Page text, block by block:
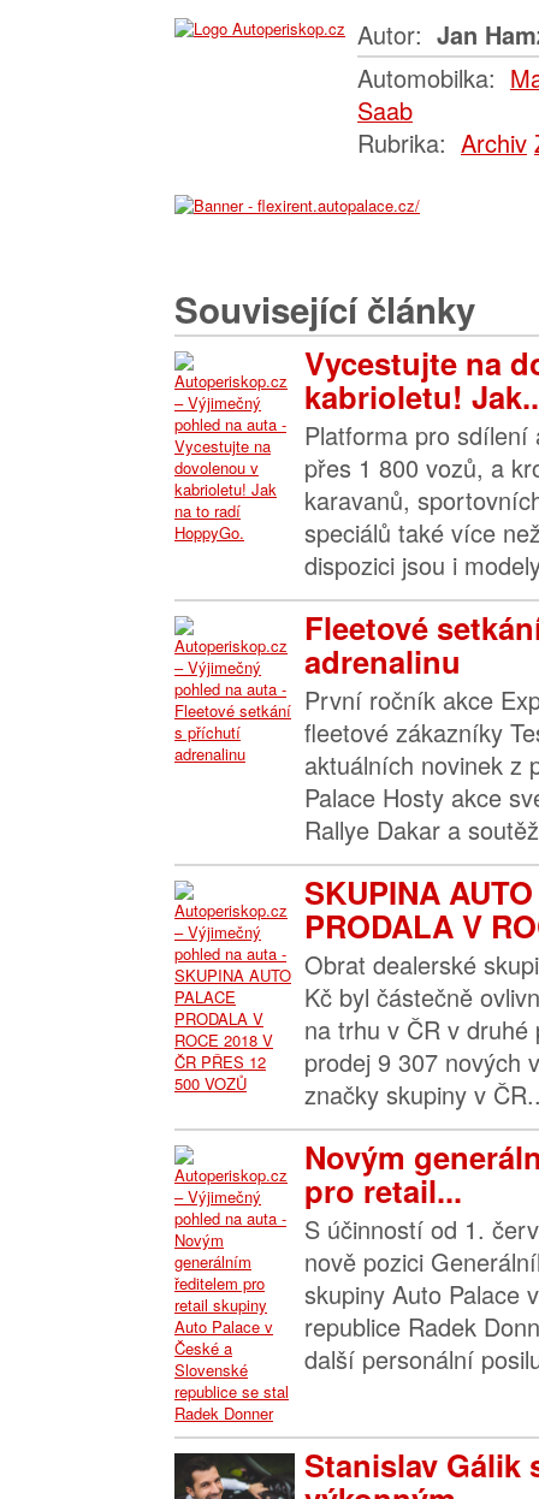
Autor: Jan
Automobilka:
Saab
Rubrika: Archiv
Související články
Vycestujte na
kabrioletu!
Platforma pro
přes 1 800 vozů, a
karavanů,
speciálů také více
dispozici jsou i
Fleetové
adrenalinu
První ročník akce
fleetové zákazníky
aktuálních novinek z
Palace Hosty akce
Rallye Dakar a
SKUPINA
PRODALA V
Obrat dealerské
Kč byl částečně
na trhu v ČR v druhé
prodej 9 307 nových
značky skupiny v
Novým
pro retail...
S účinností od 1.
nově pozici
skupiny Auto Palace
republice Radek
další personální
Stanislav Gálik